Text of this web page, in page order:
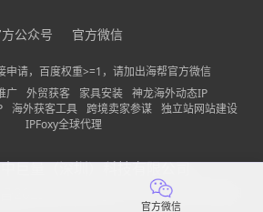
写的联系方式无误，以便我们第一时间联系到
公众号 官方微信
申请，百度权重>=1，请加出海帮官方微信
广 外贸获客 家具安装
神龙海外动态IP
海外获客工具 跨境卖家参谋 独立站网站建设
IPFoxy全球代理
中巨量（深圳）科技有限公司
2022150197号-13 隐私政策
官方微信